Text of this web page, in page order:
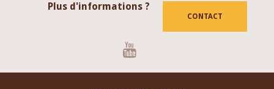
Plus d'informations ?
CONTACT